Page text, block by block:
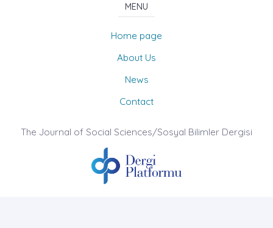
MENU
Home page
About Us
News
Contact
The Journal of Social Sciences/Sosyal Bilimler Dergisi